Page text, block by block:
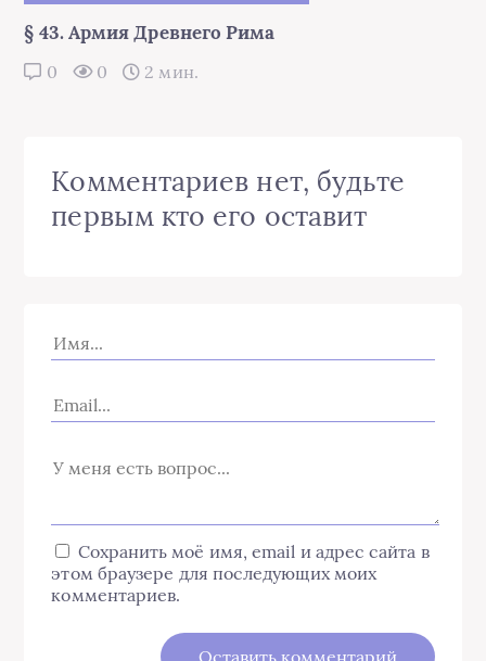
§ 43. Армия Древнего Рима
0 0 2 мин.
Комментариев нет, будьте
первым кто его оставит
Сохранить моё имя, email и адрес сайта в
этом браузере для последующих моих
комментариев.